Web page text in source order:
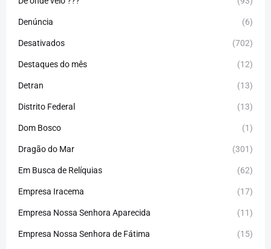
Denúncia (6)
Desativados (702)
Destaques do mês (12)
Detran (13)
Distrito Federal (13)
Dom Bosco (1)
Dragão do Mar (301)
Em Busca de Relíquias (62)
Empresa Iracema (17)
Empresa Nossa Senhora Aparecida (11)
Empresa Nossa Senhora de Fátima (15)